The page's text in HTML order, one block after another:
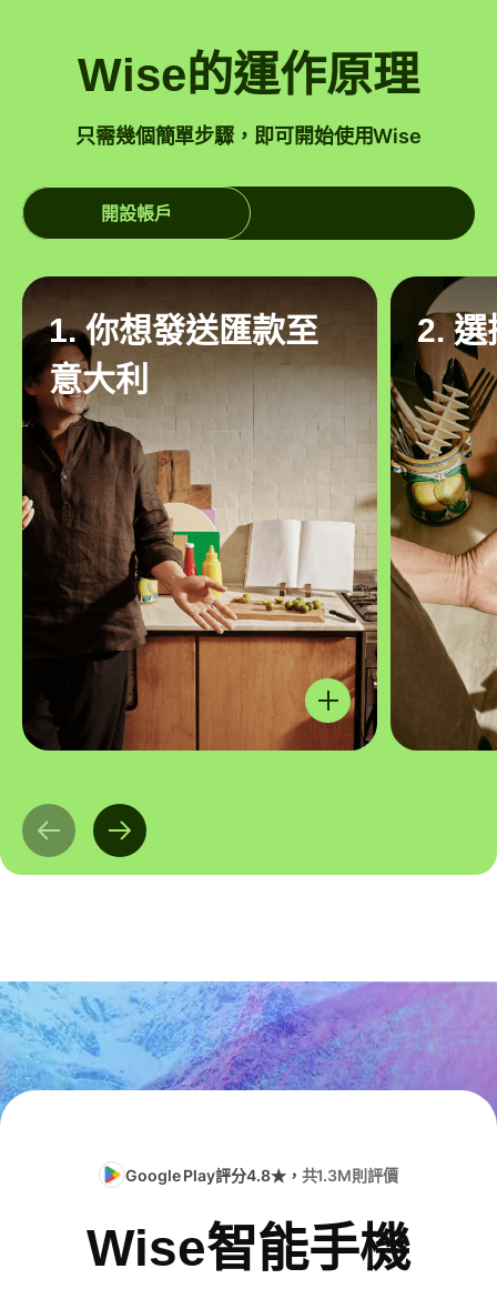
Wise的運作原理
只需幾個簡單步驟，即可開始使用Wise
開設帳戶
1. 你想發送匯款至
意大利
2. 選
Google Play評分4.8★， 共1.3M則評價
Wise智能手機